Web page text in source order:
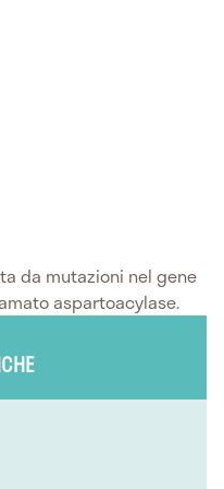
da mutazioni nel gene
aspartoacylase.